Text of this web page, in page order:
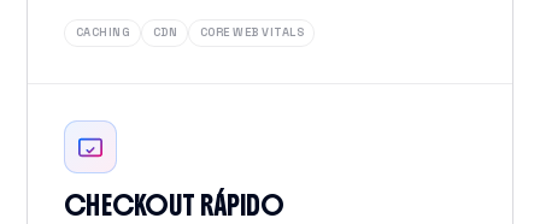
CACHING CDN CORE WEB VITALS
CHECKOUT RÁPIDO